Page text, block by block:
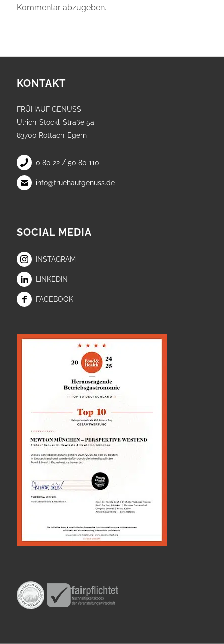
Kommentar abzugeben.
KONTAKT
FRÜHAUF GENUSS
Ulrich-Stöckl-Straße 5a
83700 Rottach-Egern
0 80 22 / 50 80 110
info@fruehaufgenuss.de
SOCIAL MEDIA
INSTAGRAM
LINKEDIN
FACEBOOK